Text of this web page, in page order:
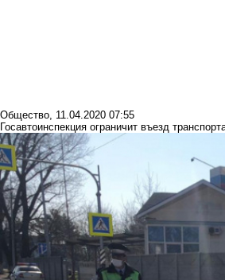
Общество, 11.04.2020 07:55
Госавтоинспекция ограничит въезд